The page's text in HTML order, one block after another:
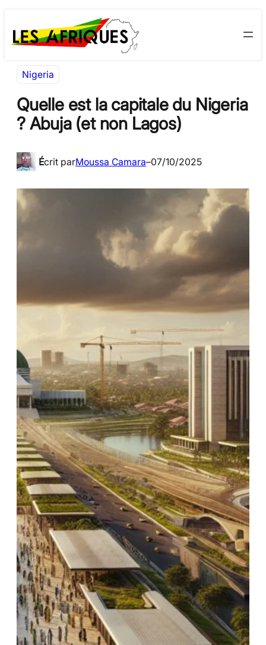
au
contenu
to
content
Nigeria
Quelle est la capitale du Nigeria
? Abuja (et non Lagos)
Écrit parMoussa Camara–07/10/2025